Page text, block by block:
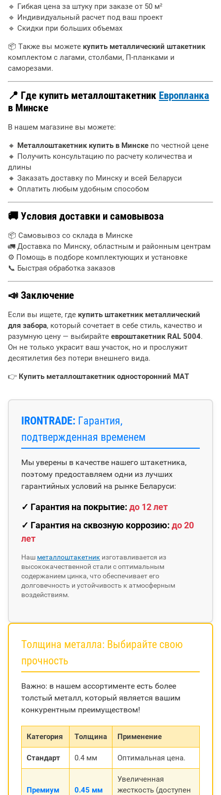
🔹 Гибкая цена за штуку при заказе от 50 м²
🔹 Индивидуальный расчет под ваш проект
🔹 Скидки при больших объемах
📦 Также вы можете купить металлический штакетник
комплектом с лагами, столбами, П-планками и
саморезами.
📍 Где купить металлоштакетник Европланка
в Минске
В нашем магазине вы можете:
🔸 Металлоштакетник купить в Минске по честной цене
🔸 Получить консультацию по расчету количества и
длины
🔸 Заказать доставку по Минску и всей Беларуси
🔸 Оплатить любым удобным способом
🚚 Условия доставки и самовывоза
📦 Самовывоз со склада в Минске
🚛 Доставка по Минску, областным и районным центрам
⚙️ Помощь в подборе комплектующих и установке
📞 Быстрая обработка заказов
📣 Заключение
Если вы ищете, где купить штакетник металлический
для забора, который сочетает в себе стиль, качество и
разумную цену — выбирайте евроштакетник RAL 5004.
Он не только украсит ваш участок, но и прослужит
десятилетия без потери внешнего вида.
👉 Купить металлоштакетник односторонний МАТ
IRONTRADE: Гарантия,
подтвержденная временем
Мы уверены в качестве нашего штакетника,
поэтому предоставляем одни из лучших
гарантийных условий на рынке Беларуси:
✓ Гарантия на покрытие: до 12 лет
✓ Гарантия на сквозную коррозию: до 20
лет
Наш металлоштакетник изготавливается из
высококачественной стали с оптимальным
содержанием цинка, что обеспечивает его
долговечность и устойчивость к атмосферным
воздействиям.
Толщина металла: Выбирайте свою
прочность
Важно: в нашем ассортименте есть более
толстый металл, который является вашим
конкурентным преимуществом!
Категория Толщина Применение
Стандарт 0.4 мм Оптимальная цена.
Премиум 0.45 мм
Увеличенная
жесткость (доступен